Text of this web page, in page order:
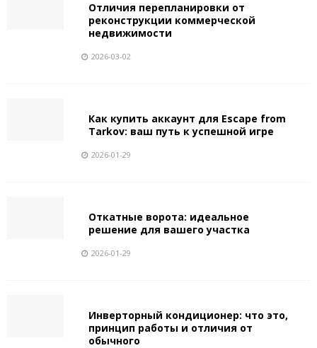
Отличия перепланировки от
реконструкции коммерческой
недвижимости
2026-03-02
Как купить аккаунт для Escape from
Tarkov: ваш путь к успешной игре
2026-01-29
Откатные ворота: идеальное
решение для вашего участка
2026-01-29
Инверторный кондиционер: что это,
принцип работы и отличия от
обычного